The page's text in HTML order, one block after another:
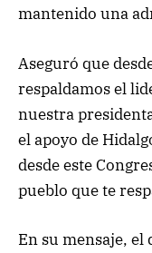
mantenido una
Aseguró que
respaldamos el
nuestra
el apoyo de
desde este
pueblo que te
En su mensaje,